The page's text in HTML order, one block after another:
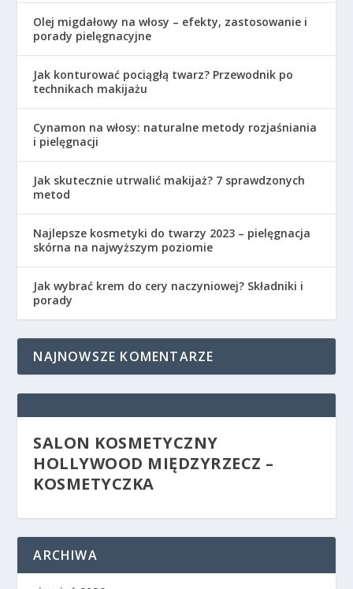
Olej migdałowy na włosy – efekty, zastosowanie i
porady pielęgnacyjne
Jak konturować pociągłą twarz? Przewodnik po
technikach makijażu
Cynamon na włosy: naturalne metody rozjaśniania
i pielęgnacji
Jak skutecznie utrwalić makijaż? 7 sprawdzonych
metod
Najlepsze kosmetyki do twarzy 2023 – pielęgnacja
skórna na najwyższym poziomie
Jak wybrać krem do cery naczyniowej? Składniki i
porady
NAJNOWSZE KOMENTARZE
SALON KOSMETYCZNY
HOLLYWOOD MIĘDZYRZECZ –
KOSMETYCZKA
ARCHIWA